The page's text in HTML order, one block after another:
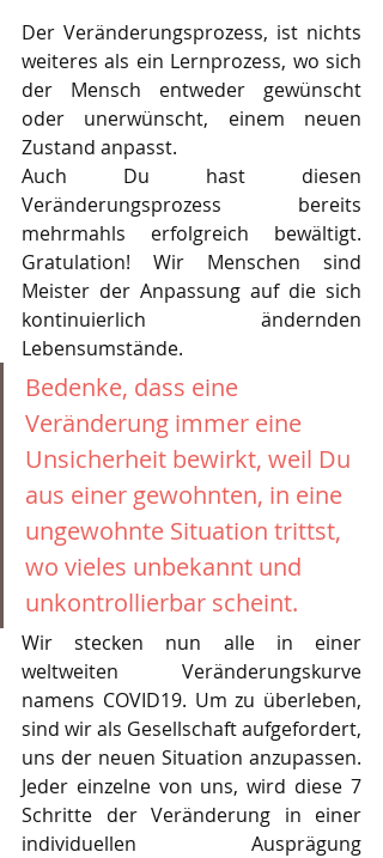
Der Veränderungsprozess, ist nichts
weiteres als ein Lernprozess, wo sich
der Mensch entweder gewünscht
oder unerwünscht, einem neuen
Zustand anpasst.
Auch Du hast diesen
Veränderungsprozess bereits
mehrmahls erfolgreich bewältigt.
Gratulation! Wir Menschen sind
Meister der Anpassung auf die sich
kontinuierlich ändernden
Lebensumstände.
Bedenke, dass eine
Veränderung immer eine
Unsicherheit bewirkt, weil Du
aus einer gewohnten, in eine
ungewohnte Situation trittst,
wo vieles unbekannt und
unkontrollierbar scheint.
Wir stecken nun alle in einer
weltweiten Veränderungskurve
namens COVID19. Um zu überleben,
sind wir als Gesellschaft aufgefordert,
uns der neuen Situation anzupassen.
Jeder einzelne von uns, wird diese 7
Schritte der Veränderung in einer
individuellen Ausprägung